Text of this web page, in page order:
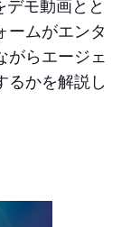
デモ動画とと
ームがエンタ
がらエージェ
るかを解説し